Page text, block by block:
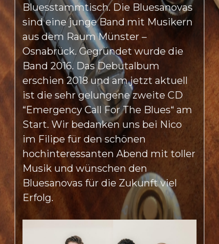
Bluesstammtisch. Die Bluesanovas
sind eine junge Band mit Musikern
aus dem Raum Münster –
Osnabrück. Gegründet wurde die
Band 2016. Das Debutalbum
erschien 2018 und am jetzt aktuell
ist die sehr gelungene zweite CD
“Emergency Call For The Blues“ am
Start. Wir bedanken uns bei Nico
im Filipe für den schönen
hochinteressanten Abend mit toller
Musik und wünschen den
Bluesanovas für die Zukunft viel
Erfolg.